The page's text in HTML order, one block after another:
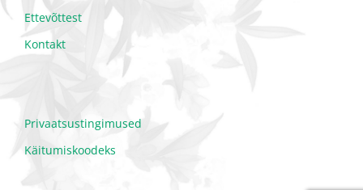
Ettevõttest
Kontakt
Privaatsustingimused
Käitumiskoodeks